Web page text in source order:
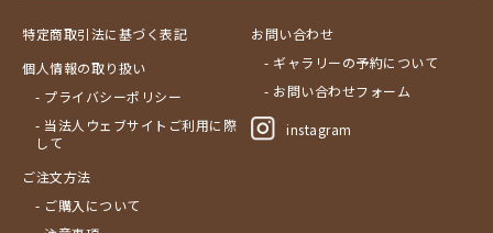
特定商取引法に基づく表記
個人情報の取り扱い
- プライバシーポリシー
- 当法人ウェブサイトご利用に際
して
ご注文方法
- ご購入について
お問い合わせ
- ギャラリーの予約について
- お問い合わせフォーム
instagram